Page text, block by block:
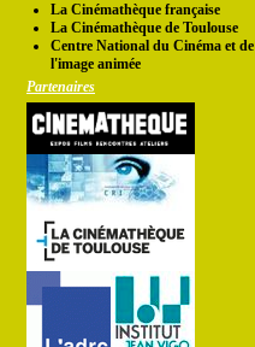
La Cinémathèque française
La Cinémathèque de Toulouse
Centre National du Cinéma et de
l'image animée
Partenaires